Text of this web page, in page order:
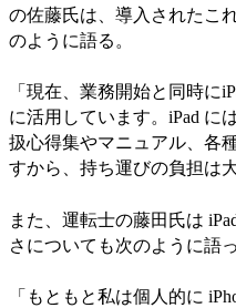
の佐藤氏は、導入されたこ
のように語る。
「現在、業務開始と同時に
に活用しています。iPad に
扱心得集やマニュアル、各
すから、持ち運びの負担は
また、運転士の藤田氏は
さについても次のように語
「もともと私は個人的に